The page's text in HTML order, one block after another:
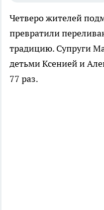
Четверо жителей
превратили
традицию. Супруги
детьми Ксенией и
77 раз.